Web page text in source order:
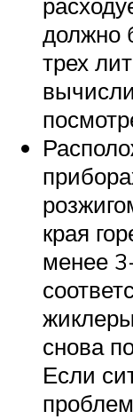
должно
трех
края
менее
снова
Если